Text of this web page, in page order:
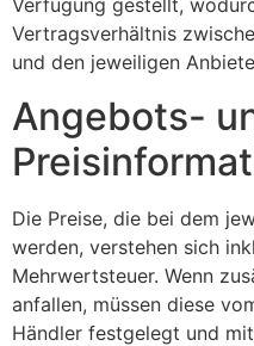
Verfügung gestellt,
Vertragsverhältnis
und den jeweiligen
Angebots-
Die Preise, die bei dem
werden, verstehen sich
Mehrwertsteuer. Wenn
anfallen, müssen diese
Händler festgelegt und